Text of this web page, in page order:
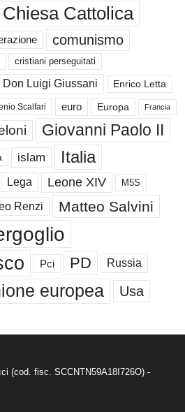
Chiesa Cattolica
comunismo
cristiani perseguitati
Don Luigi Giussani Enrico Letta
Scalfari euro Europa Francia
Giovanni Paolo II
islam Italia
Lega Leone XIV M5S
Renzi Matteo Salvini
Pci PD Russia
europea Usa
(cod. fisc. SCCNTN59A18I726O) -